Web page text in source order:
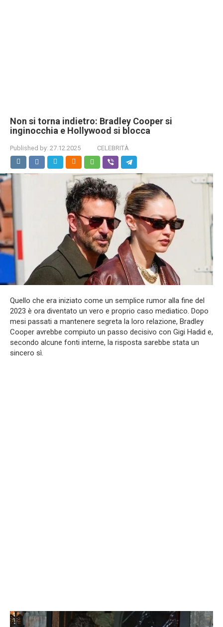
Non si torna indietro: Bradley Cooper si
inginocchia e Hollywood si blocca
Published by: 27.12.2025 CELEBRITÀ
Quello che era iniziato come un semplice rumor alla fine del
2023 è ora diventato un vero e proprio caso mediatico. Dopo
mesi passati a mantenere segreta la loro relazione, Bradley
Cooper avrebbe compiuto un passo decisivo con Gigi Hadid e,
secondo alcune fonti interne, la risposta sarebbe stata un
sincero sì.